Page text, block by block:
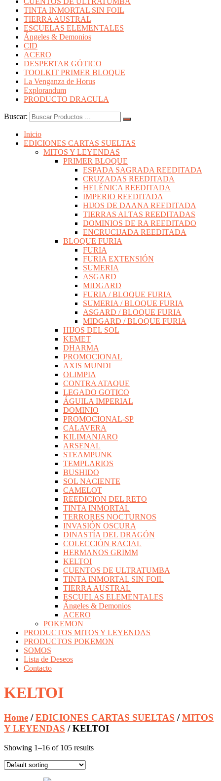
TINTA INMORTAL SIN FOIL
TIERRA AUSTRAL
ESCUELAS ELEMENTALES
Ángeles & Demonios
CID
ACERO
DESPERTAR GÓTICO
TOOLKIT PRIMER BLOQUE
La Venganza de Horus
Explorandum
PRODUCTO DRACULA
Buscar:
Inicio
EDICIONES CARTAS SUELTAS
MITOS Y LEYENDAS
PRIMER BLOQUE
ESPADA SAGRADA REEDITADA
CRUZADAS REEDITADA
HELÉNICA REEDITADA
IMPERIO REEDITADA
HIJOS DE DAANA REEDITADA
TIERRAS ALTAS REEDITADAS
DOMINIOS DE RA REEDITADO
ENCRUCIJADA REEDITADA
BLOQUE FURIA
FURIA
FURIA EXTENSIÓN
SUMERIA
ASGARD
MIDGARD
FURIA / BLOQUE FURIA
SUMERIA / BLOQUE FURIA
ASGARD / BLOQUE FURIA
MIDGARD / BLOQUE FURIA
HIJOS DEL SOL
KEMET
DHARMA
PROMOCIONAL
AXIS MUNDI
OLIMPIA
CONTRA ATAQUE
LEGADO GOTICO
ÁGUILA IMPERIAL
DOMINIO
PROMOCIONAL-SP
CALAVERA
KILIMANJARO
ARSENAL
STEAMPUNK
TEMPLARIOS
BUSHIDO
SOL NACIENTE
CAMELOT
REEDICION DEL RETO
TINTA INMORTAL
TERRORES NOCTURNOS
INVASIÓN OSCURA
DINASTÍA DEL DRAGÓN
COLECCIÓN RACIAL
HERMANOS GRIMM
KELTOI
CUENTOS DE ULTRATUMBA
TINTA INMORTAL SIN FOIL
TIERRA AUSTRAL
ESCUELAS ELEMENTALES
Ángeles & Demonios
ACERO
POKEMON
PRODUCTOS MITOS Y LEYENDAS
PRODUCTOS POKEMON
SOMOS
Lista de Deseos
Contacto
KELTOI
Home /EDICIONES CARTAS SUELTAS /MITOS
Y LEYENDAS / KELTOI
Showing 1–16 of 105 results